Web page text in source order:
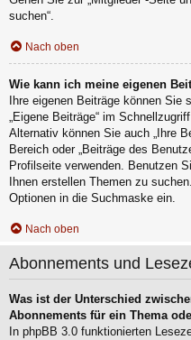
suchen“.
Nach oben
Wie kann ich meine eigenen
Ihre eigenen Beiträge können
„Eigene Beiträge“ im
Alternativ können Sie auch „Ihre
Bereich oder „Beiträge des
Profilseite verwenden. Benutzen
Ihnen erstellen Themen zu
Optionen in die Suchmaske ein.
Nach oben
Abonnements und
Was ist der Unterschied
Abonnements für ein Thema
In phpBB 3.0 funktionierten